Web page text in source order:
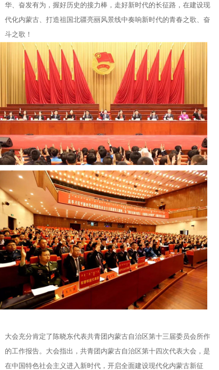
华、奋发有为，握好历史的接力棒，走好新时代的长征路，在建设现
代化内蒙古、打造祖国北疆亮丽风景线中奏响新时代的青春之歌、奋
斗之歌！
大会充分肯定了陈晓东代表共青团内蒙古自治区第十三届委员会所作
的工作报告。大会指出，共青团内蒙古自治区第十四次代表大会，是
在中国特色社会主义进入新时代，开启全面建设现代化内蒙古新征